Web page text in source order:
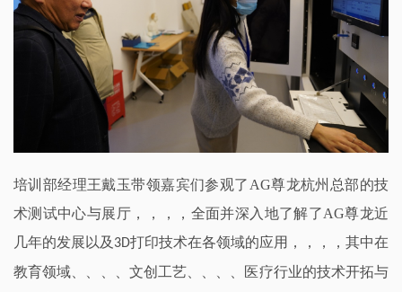
培训部经理王戴玉带领嘉宾们参观了AG尊龙杭州总部的技
术测试中心与展厅，，，，全面并深入地了解了AG尊龙近
几年的发展以及 3D打印技术在各领域的应用，，，，其中在
教育领域、、、、文创工艺、、、、医疗行业的技术开拓与